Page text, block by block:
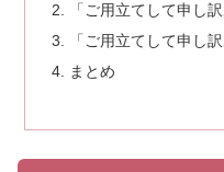
「ご用立てして申し
「ご用立てして申し
まとめ